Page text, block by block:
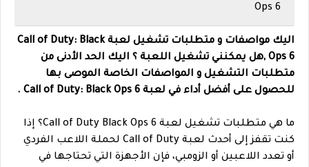
Ops 6
اليك مواصفات و متطلبات تشغيل لعبة Call of Duty: Black
Ops 6 ,هل يمكنني تشغيل اللعبة ؟ اليك الحد الأدنى من
متطلبات التشغيل و المواصفات الخاصة الموصى بها
للحصول على أفضل أداء في لعبة Call of Duty: Black Ops 6 .
ما هي متطلبات تشغيل لعبة Call of Duty Black Ops 6؟ إذا
كنت تقفز إلى أحدث لعبة Call of Duty لحملة اللاعب الفردي
أو تعدد اللاعبين أو الزومبي، فإن الأجهزة التي تحتاجها في